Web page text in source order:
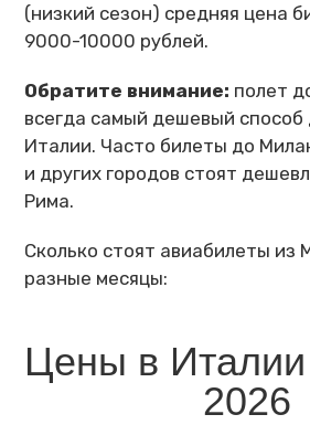
(низкий сезон) средняя цена
9000-10000 рублей.
Обратите внимание: полет
всегда самый дешевый способ
Италии. Часто билеты до
и других городов стоят
Рима.
Сколько стоят авиабилеты из
разные месяцы:
Цены в
2026